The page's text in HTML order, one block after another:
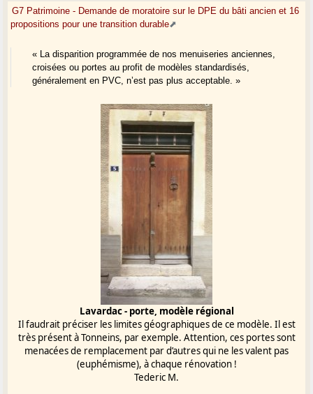
G7 Patrimoine - Demande de moratoire sur le DPE du bâti ancien et 16
propositions pour une transition durable
« La disparition programmée de nos menuiseries anciennes,
croisées ou portes au profit de modèles standardisés,
généralement en PVC, n’est pas plus acceptable. »
Lavardac - porte, modèle régional
Il faudrait préciser les limites géographiques de ce modèle. Il est
très présent à Tonneins, par exemple. Attention, ces portes sont
menacées de remplacement par d’autres qui ne les valent pas
(euphémisme), à chaque rénovation !
Tederic M.